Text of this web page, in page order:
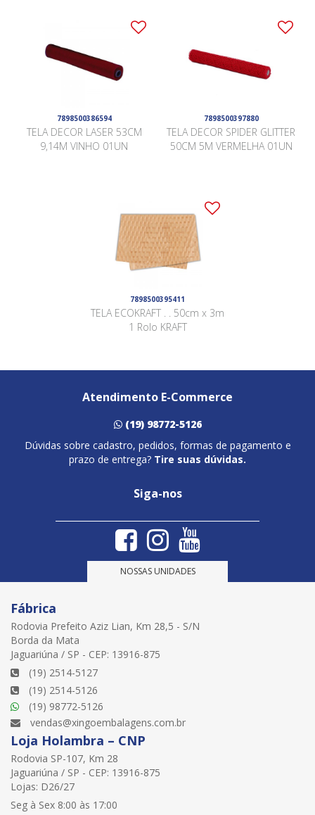
7898500386594
TELA DECOR LASER 53CM
9,14M VINHO 01UN
7898500397880
TELA DECOR SPIDER GLITTER
50CM 5M VERMELHA 01UN
7898500395411
TELA ECOKRAFT . . 50cm x 3m
1 Rolo KRAFT
Atendimento E-Commerce
(19) 98772-5126
Dúvidas sobre cadastro, pedidos, formas de pagamento e
prazo de entrega? Tire suas dúvidas.
Siga-nos
NOSSAS UNIDADES
Fábrica
Rodovia Prefeito Aziz Lian, Km 28,5 - S/N
Borda da Mata
Jaguariúna / SP - CEP: 13916-875
(19) 2514-5127
(19) 2514-5126
(19) 98772-5126
vendas@xingoembalagens.com.br
Loja Holambra – CNP
Rodovia SP-107, Km 28
Jaguariúna / SP - CEP: 13916-875
Lojas: D26/27
Seg à Sex 8:00 às 17:00